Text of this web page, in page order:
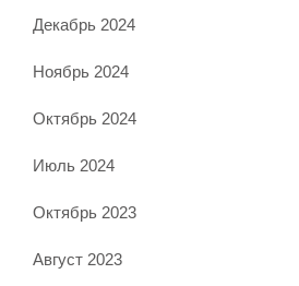
Декабрь 2024
Ноябрь 2024
Октябрь 2024
Июль 2024
Октябрь 2023
Август 2023